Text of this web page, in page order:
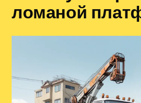
ломаной